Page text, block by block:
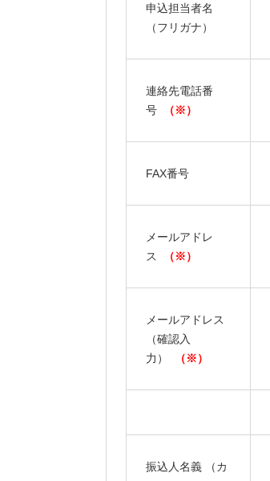
申込担当者名
（フリガナ）
連絡先電話番
号
（※）
FAX番号
メールアドレ
ス
（※）
メールアドレス
（確認入
力）
（※）
振込人名義 （カ